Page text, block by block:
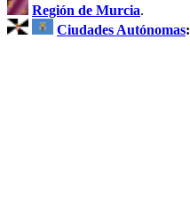
Región de Murcia.
Ciudades Autónomas: